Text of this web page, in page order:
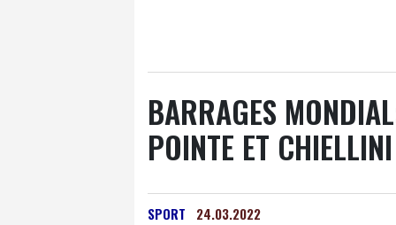
BARRAGES
POINTE ET
SPORT 24.03.2022